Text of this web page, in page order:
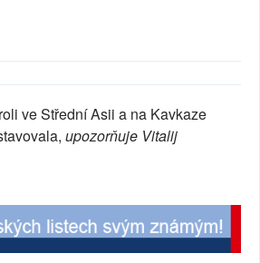
ve Střední Asii a na Kavkaze
upozorňuje Vitalij